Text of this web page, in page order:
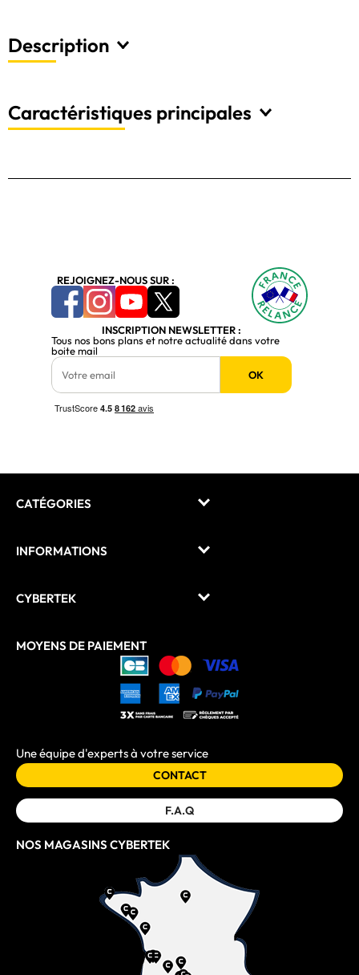
Description
Caractéristiques principales
REJOIGNEZ-NOUS SUR :
INSCRIPTION NEWSLETTER :
Tous nos bons plans et notre actualité dans votre
boite mail
OK
CATÉGORIES
INFORMATIONS
CYBERTEK
MOYENS DE PAIEMENT
Une équipe d'experts à votre service
CONTACT
F.A.Q
NOS MAGASINS CYBERTEK